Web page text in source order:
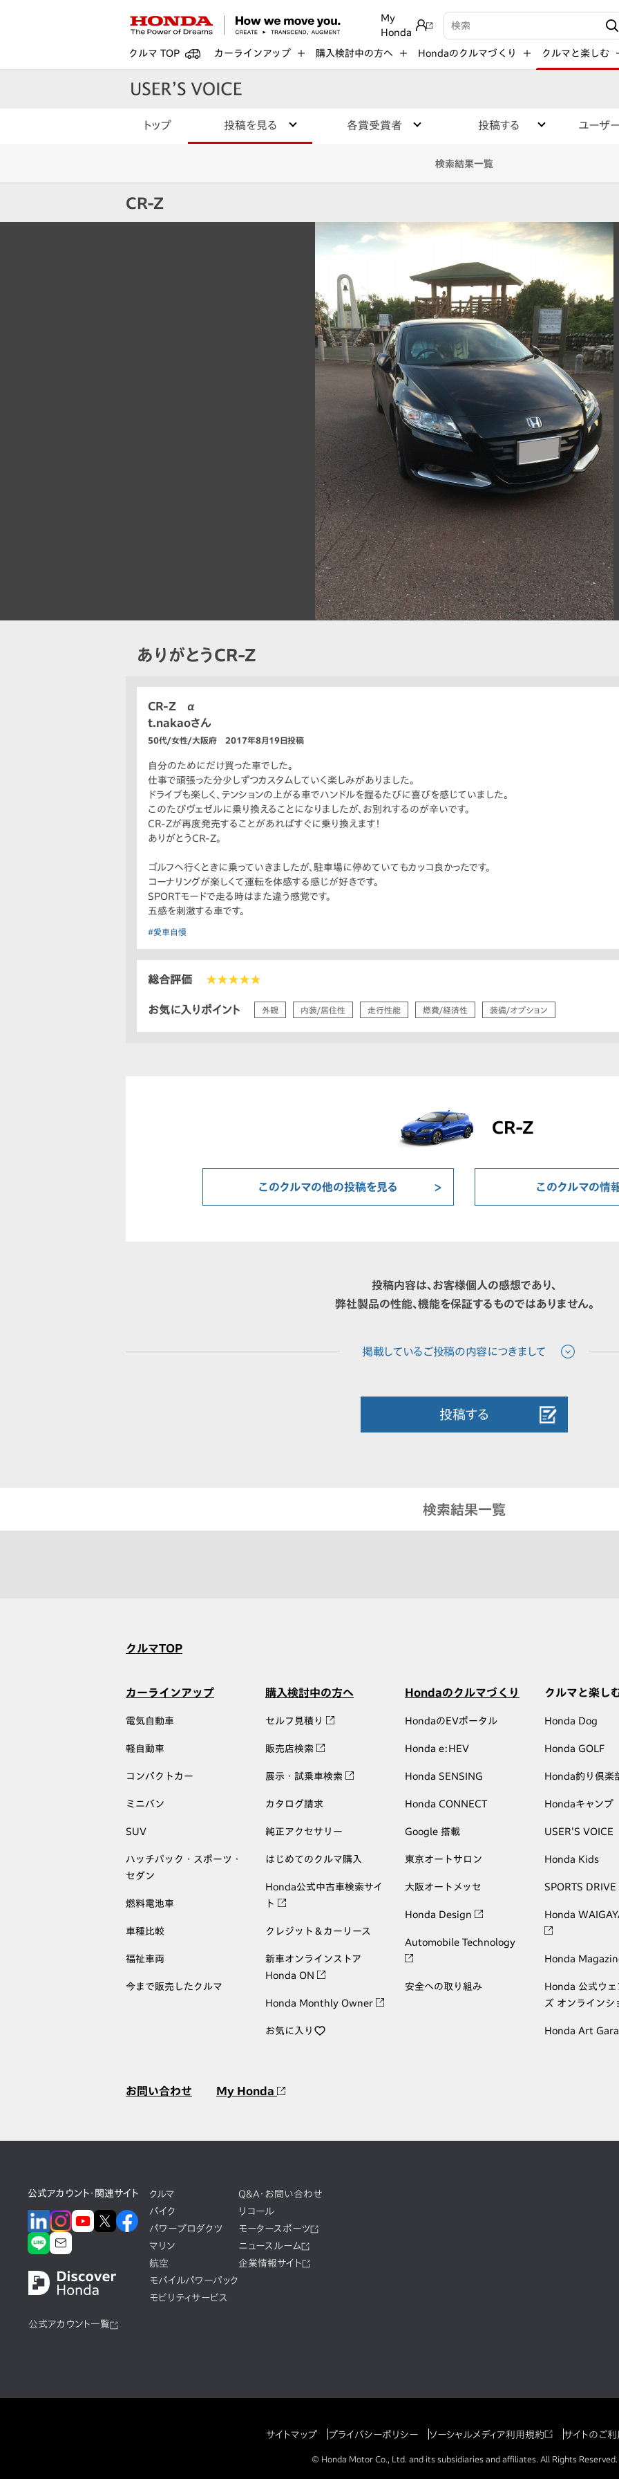
My
Honda
検索キーワード入力
クルマ TOP カーラインアップ 購入検討中の方へ Hondaのクルマづくり クルマと楽しむ
トップ 投稿を見る 各賞受賞者 投稿する ユーザ
検索結果一覧
CR-Z
ありがとうCR-Z
CR-Z α
t.nakaoさん
50代/女性/大阪府 2017年8月19日投稿
自分のためにだけ買った車でした。
仕事で頑張った分少しずつカスタムしていく楽しみがありました。
ドライブも楽しく、テンションの上がる車でハンドルを握るたびに喜びを感じていました。
このたびヴェゼルに乗り換えることになりましたが、お別れするのが辛いです。
CR-Zが再度発売することがあればすぐに乗り換えます！
ありがとうCR-Z。
ゴルフへ行くときに乗っていきましたが、駐車場に停めていてもカッコ良かったです。
コーナリングが楽しくて運転を体感する感じが好きです。
SPORTモードで走る時はまた違う感覚です。
五感を刺激する車です。
#愛車自慢
総合評価 ★★★★★
お気に入りポイント 外観 内装/居住性 走行性能 燃費/経済性 装備/オプション
CR-Z
このクルマの他の投稿を見る このクルマの情
投稿内容は、お客様個人の感想であり、
弊社製品の性能、機能を保証するものではありません。
投稿する
検索結果一覧
クルマTOP
カーラインアップ
電気自動車
軽自動車
コンパクトカー
ミニバン
SUV
ハッチバック・スポーツ・
セダン
燃料電池車
車種比較
福祉車両
今まで販売したクルマ
購入検討中の方へ
セルフ見積り
販売店検索
展示・試乗車検索
カタログ請求
純正アクセサリー
はじめてのクルマ購入
Honda公式中古車検索サイ
ト
クレジット＆カーリース
新車オンラインストア
Honda ON
Honda Monthly Owner
お気に入り
Hondaのクルマづくり
HondaのEVポータル
Honda e:HEV
Honda SENSING
Honda CONNECT
Google 搭載
東京オートサロン
大阪オートメッセ
Honda Design
Automobile Technology
安全への取り組み
クルマと楽し
Honda Dog
Honda GOLF
Honda釣り倶楽
Hondaキャンプ
USER'S VOICE
Honda Kids
SPORTS DRIVE
Honda
Honda
Honda 公式ウェ
ズ オンラインシ
Honda Art
お問い合わせ My Honda
公式アカウント・関連サイト
公式アカウント一覧
クルマ
バイク
パワープロダクツ
マリン
航空
モバイルパワーパック
モビリティサービス
Q&A・お問い合わせ
リコール
モータースポーツ
ニュースルーム
企業情報サイト
サイトマップ プライバシーポリシー ソーシャルメディア利用規約 サイトのご
© Honda Motor Co., Ltd. and its subsidiaries and affiliates. All Rights Reserved.